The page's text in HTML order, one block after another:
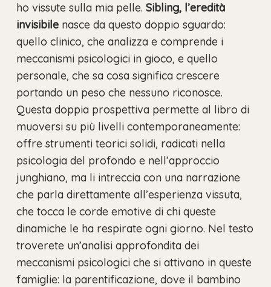
ho vissute sulla mia pelle. Sibling, l’eredità
invisibilenasce da questo doppio sguardo:
quello clinico, che analizza e comprende i
meccanismi psicologici in gioco, e quello
personale, che sa cosa significa crescere
portando un peso che nessuno riconosce.
Questa doppia prospettiva permette al libro di
muoversi su più livelli contemporaneamente:
offre strumenti teorici solidi, radicati nella
psicologia del profondo e nell’approccio
junghiano, ma li intreccia con una narrazione
che parla direttamente all’esperienza vissuta,
che tocca le corde emotive di chi queste
dinamiche le ha respirate ogni giorno. Nel testo
troverete un’analisi approfondita dei
meccanismi psicologici che si attivano in queste
famiglie: la parentificazione, dove il bambino